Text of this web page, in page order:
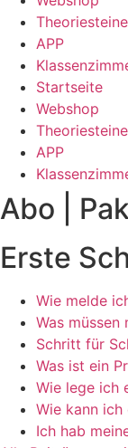
APP
Startseite
Webshop
APP
Abo |
Erste
Wie melde
Was müssen
Schritt für
Was ist ein
Wie lege ich
Wie kann ich
Ich hab